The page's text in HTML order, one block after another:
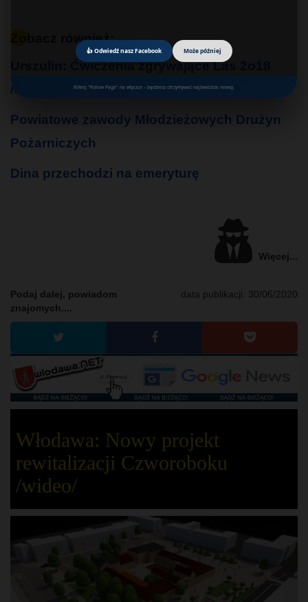
👍 Odwiedź nasz Facebook Może później
Kliknij "Follow Page" na wtyczce – będziesz otrzymywać najświeższe newsy.
Zobacz również:
Urszulin: Ćwiczenia zgrywające Las 2o18
/wideo/
Powiatowe zawody Młodzieżowych Drużyn
Pożarniczych
Dina przechodzi na emeryturę
Więcej...
data publikacji: 30/06/2020
Podaj dalej, powiadom
znajomych....
Włodawa: Nowy projekt
rewitalizacji Czworoboku
/wideo/